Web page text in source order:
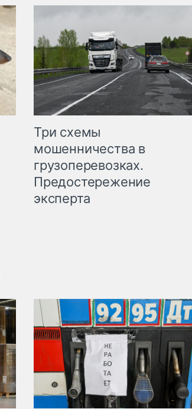
Три схемы
мошенничества в
грузоперевозках.
Предостережение
эксперта